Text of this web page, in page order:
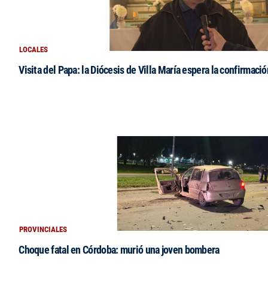
LOCALES
Visita del Papa: la Diócesis de Villa María espera la
PROVINCIALES
Choque fatal en Córdoba: murió una joven bombera